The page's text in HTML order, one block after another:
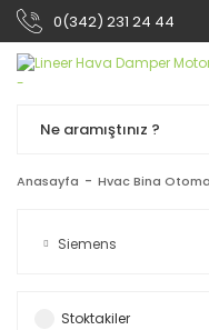
0(342) 231 24 44
Anasayfa Hvac Bina
Siemens
Stoktakiler